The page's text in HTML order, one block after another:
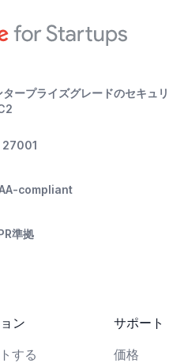
タープライズグレードのセキュ
27001
compliant
準拠
ン
する
サポート
価格